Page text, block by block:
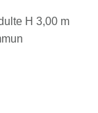
H 3,00 m